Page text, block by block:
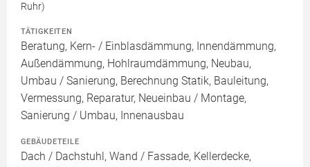
Ruhr)
TÄTIGKEITEN
Beratung, Kern- / Einblasdämmung, Innendämmung,
Außendämmung, Hohlraumdämmung, Neubau,
Umbau / Sanierung, Berechnung Statik, Bauleitung,
Vermessung, Reparatur, Neueinbau / Montage,
Sanierung / Umbau, Innenausbau
GEBÄUDETEILE
Dach / Dachstuhl, Wand / Fassade, Kellerdecke,